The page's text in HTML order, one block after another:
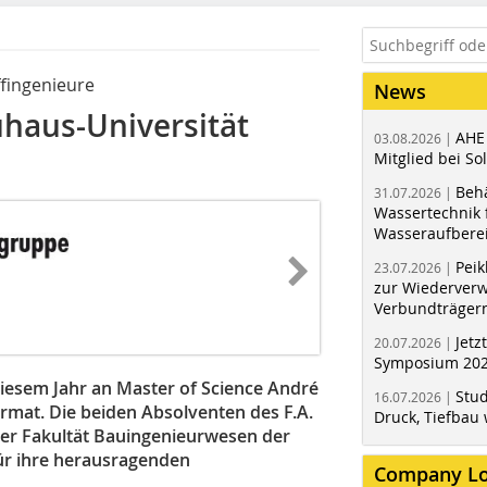
Universität
Jahr an Master of Science André
Die beiden Absolventen des F.A.
Fakultät Bauingenieurwesen der
ihre herausragenden
News
03.08.2026 |
Mitglied bei
31.07.2026 |
23.07.2026 |
zur
20.07.2026 |
Symposium
16.07.2026 |
Druck, Tiefbau
Company